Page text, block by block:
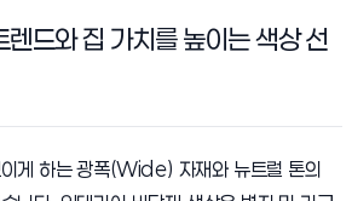
드와 집 가치를 높이는 색상 선
게 하는 광폭(Wide) 자재와 뉴트럴 톤의